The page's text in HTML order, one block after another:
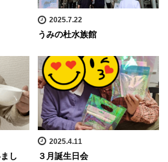
2025.7.22
うみの杜水族館
し
2025.4.11
３月誕生日会